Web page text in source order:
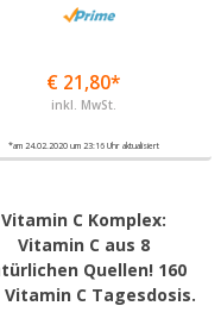
€ 21,80*
inkl. MwSt.
*am 24.02.2020 um 23:16 Uhr aktualisiert
Vitamin C Komplex:
Vitamin C aus 8
Quellen! 160
Vitamin C Tagesdosis.